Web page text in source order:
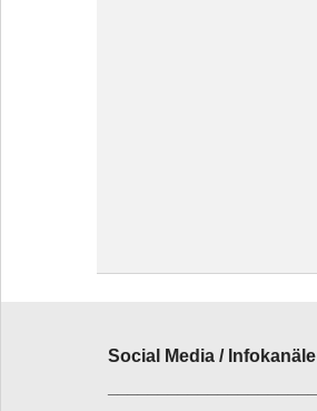
Social Media / Infokanäle